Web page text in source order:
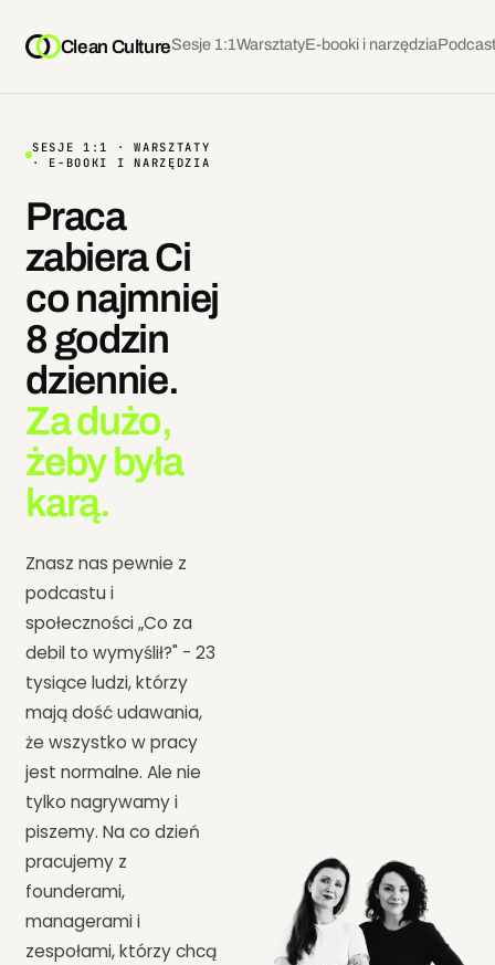
Clean CultureSesje 1:1WarsztatyE-booki i narzędzia
SESJE 1:1 · WARSZTATY
· E-BOOKI I NARZĘDZIA
Praca
zabiera Ci
co najmniej
8 godzin
dziennie.
Za dużo,
żeby była
karą.
Znasz nas pewnie z
podcastu i
społeczności „Co za
debil to wymyślił?" - 23
tysiące ludzi, którzy
mają dość udawania,
że wszystko w pracy
jest normalne. Ale nie
tylko nagrywamy i
piszemy. Na co dzień
pracujemy z
founderami,
managerami i
zespołami, którzy chcą